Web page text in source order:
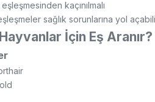
kaçınılmalı
sağlık sorunlarına yol
İçin Eş Aranır?